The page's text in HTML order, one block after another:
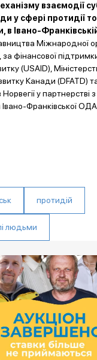
взаємодії
у сфері протидії
в Івано-
Міжнародної
, за фінансової
(USAID),
Канади (DFATD)
у
Івано-Франківської ОДА.
протидій
людьми